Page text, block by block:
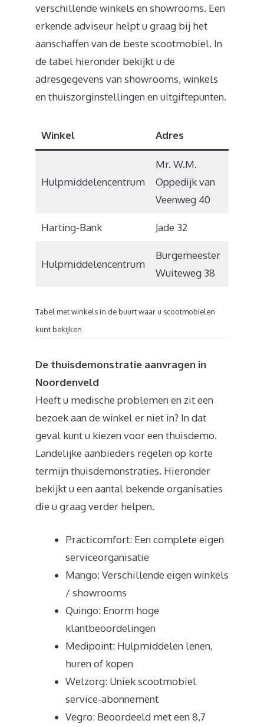
verschillende winkels en showrooms. Een
erkende adviseur helpt u graag bij het
aanschaffen van de beste scootmobiel. In
de tabel hieronder bekijkt u de
adresgegevens van showrooms, winkels
en thuiszorginstellingen en uitgiftepunten.
Winkel Adres
Hulpmiddelencentrum
Mr. W.M.
Oppedijk van
Veenweg 40
Harting-Bank Jade 32
Hulpmiddelencentrum
Burgemeester
Wuiteweg 38
Tabel met winkels in de buurt waar u scootmobielen
kunt bekijken
De thuisdemonstratie aanvragen in
Noordenveld
Heeft u medische problemen en zit een
bezoek aan de winkel er niet in? In dat
geval kunt u kiezen voor een thuisdemo.
Landelijke aanbieders regelen op korte
termijn thuisdemonstraties. Hieronder
bekijkt u een aantal bekende organisaties
die u graag verder helpen.
Practicomfort: Een complete eigen
serviceorganisatie
Mango: Verschillende eigen winkels
/ showrooms
Quingo: Enorm hoge
klantbeoordelingen
Medipoint: Hulpmiddelen lenen,
huren of kopen
Welzorg: Uniek scootmobiel
service-abonnement
Vegro: Beoordeeld met een 8,7